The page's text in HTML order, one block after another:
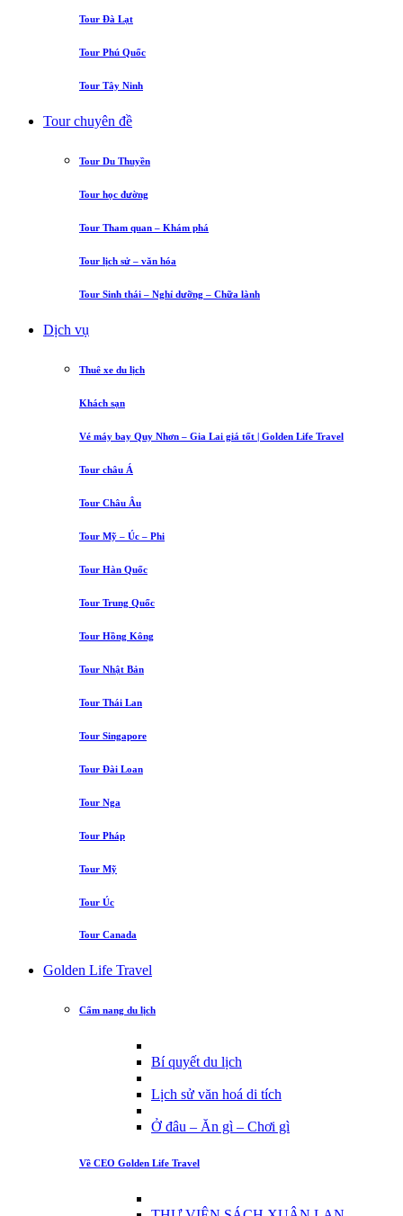
Tour Đà Lạt
Tour Phú Quốc
Tour Tây Ninh
Tour chuyên đề
Tour Du Thuyền
Tour học đường
Tour Tham quan – Khám phá
Tour lịch sử – văn hóa
Tour Sinh thái – Nghỉ dưỡng – Chữa lành
Dịch vụ
Thuê xe du lịch
Khách sạn
Vé máy bay Quy Nhơn – Gia Lai giá tốt | Golden Life Travel
Tour châu Á
Tour Châu Âu
Tour Mỹ – Úc – Phi
Tour Hàn Quốc
Tour Trung Quốc
Tour Hồng Kông
Tour Nhật Bản
Tour Thái Lan
Tour Singapore
Tour Đài Loan
Tour Nga
Tour Pháp
Tour Mỹ
Tour Úc
Tour Canada
Golden Life Travel
Cẩm nang du lịch
Bí quyết du lịch
Lịch sử văn hoá di tích
Ở đâu – Ăn gì – Chơi gì
Về CEO Golden Life Travel